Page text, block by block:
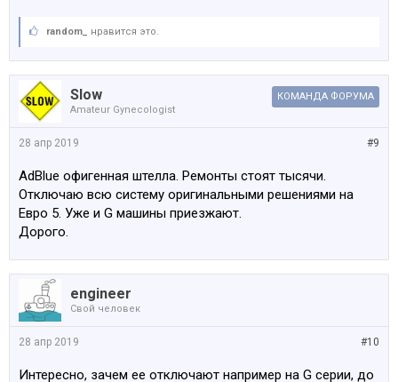
random_ нравится это.
Slow
Amateur Gynecologist
КОМАНДА ФОРУМА
#9
28 апр 2019
AdBlue офигенная штелла. Ремонты стоят тысячи.
Отключаю всю систему оригинальными решениями на
Евро 5. Уже и G машины приезжают.
Дорого.
engineer
Свой человек
#10
28 апр 2019
Интересно, зачем ее отключают например на G серии, до